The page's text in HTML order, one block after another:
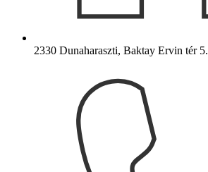
2330 Dunaharaszti, Baktay Ervin tér 5.